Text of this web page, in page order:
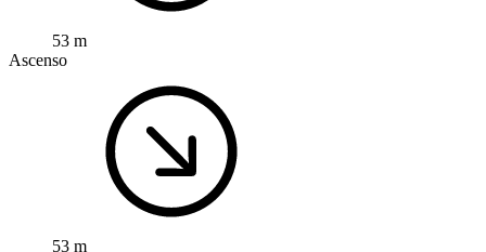
53 m
Ascenso
53 m